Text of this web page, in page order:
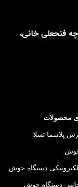
فتحعلی خانی،
محصولات
پلاسما تسلا
دستگاه جوش
دستگاه جوش